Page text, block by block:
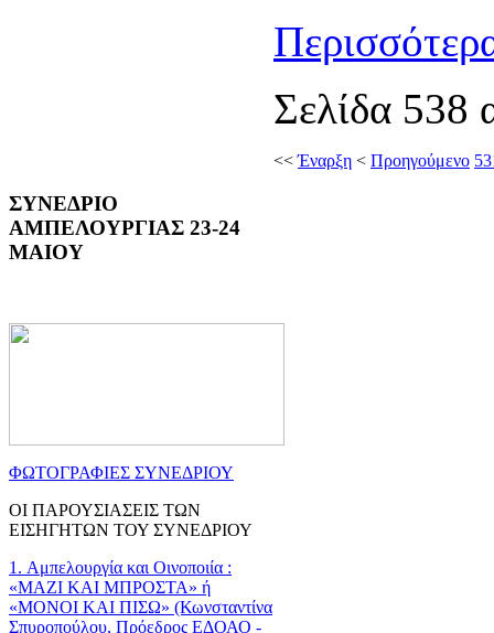
Σελίδα 538
<<Έναρξη < Προηγούμενο
ΣΥΝΕΔΡΙΟ
ΑΜΠΕΛΟΥΡΓΙΑΣ 23-24
ΜΑΙΟΥ
ΦΩΤΟΓΡΑΦΙΕΣ ΣΥΝΕΔΡΙΟΥ
ΟΙ ΠΑΡΟΥΣΙΑΣΕΙΣ ΤΩΝ
ΕΙΣΗΓΗΤΩΝ ΤΟΥ ΣΥΝΕΔΡΙΟΥ
1. Αμπελουργία και Οινοποιία :
«ΜΑΖΙ ΚΑΙ ΜΠΡΟΣΤΑ» ή
«ΜΟΝΟΙ ΚΑΙ ΠΙΣΩ» (Κωνσταντίνα
Σπυροπούλου, Πρόεδρος ΕΔΟΑΟ -